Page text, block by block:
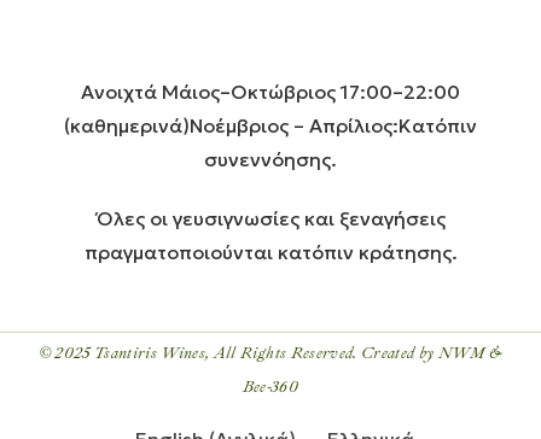
Ανοιχτά Μάιος–Οκτώβριος 17:00–22:00
(καθημερινά)Νοέμβριος – Απρίλιος:Κατόπιν
συνεννόησης.
Όλες οι γευσιγνωσίες και ξεναγήσεις
πραγματοποιούνται κατόπιν κράτησης.
© 2025Tsantiris Wines, All Rights Reserved. Created by NWM &
Bee-360